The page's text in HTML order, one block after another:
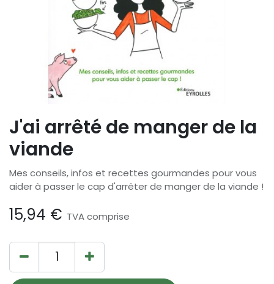
J'ai arrêté de manger de la
viande
Mes conseils, infos et recettes gourmandes pour vous
aider à passer le cap d'arrêter de manger de la viande !
15,94 € TVA comprise